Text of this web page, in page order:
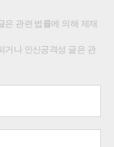
은 관련 법률에 의해 제재
거나 인신공격성 글은 관